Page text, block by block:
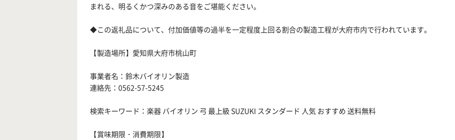
まれる、明るくかつ深みのある音をご堪能ください。
◆この返礼品について、付加価値等の過半を一定程度上回る割合の製造工程が大府市内で行われています。
【製造場所】愛知県大府市桃山町
事業者名：鈴木バイオリン製造
連絡先：0562-57-5245
検索キーワード：楽器 バイオリン 弓 最上級 SUZUKI スタンダード 人気 おすすめ 送料無料
【賞味期限・消費期限】